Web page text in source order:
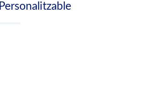
Personalitzable